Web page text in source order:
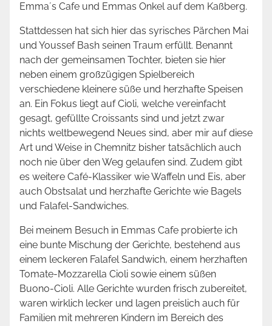
Emma´s Cafe und Emmas Onkel auf dem Kaßberg.
Stattdessen hat sich hier das syrisches Pärchen Mai
und Youssef Bash seinen Traum erfüllt. Benannt
nach der gemeinsamen Tochter, bieten sie hier
neben einem großzügigen Spielbereich
verschiedene kleinere süße und herzhafte Speisen
an. Ein Fokus liegt auf Cioli, welche vereinfacht
gesagt, gefüllte Croissants sind und jetzt zwar
nichts weltbewegend Neues sind, aber mir auf diese
Art und Weise in Chemnitz bisher tatsächlich auch
noch nie über den Weg gelaufen sind. Zudem gibt
es weitere Café-Klassiker wie Waffeln und Eis, aber
auch Obstsalat und herzhafte Gerichte wie Bagels
und Falafel-Sandwiches.
Bei meinem Besuch in Emmas Cafe probierte ich
eine bunte Mischung der Gerichte, bestehend aus
einem leckeren Falafel Sandwich, einem herzhaften
Tomate-Mozzarella Cioli sowie einem süßen
Buono-Cioli. Alle Gerichte wurden frisch zubereitet,
waren wirklich lecker und lagen preislich auch für
Familien mit mehreren Kindern im Bereich des